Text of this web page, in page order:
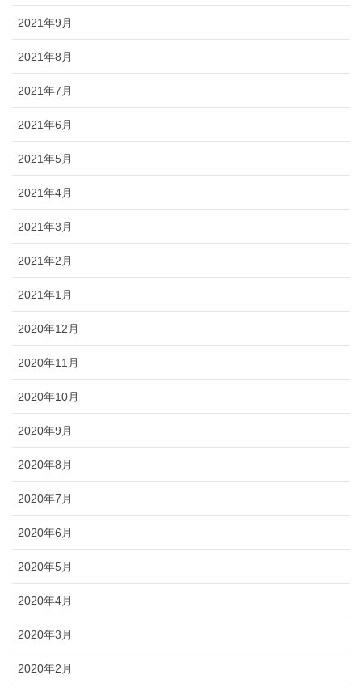
2021年9月
2021年8月
2021年7月
2021年6月
2021年5月
2021年4月
2021年3月
2021年2月
2021年1月
2020年12月
2020年11月
2020年10月
2020年9月
2020年8月
2020年7月
2020年6月
2020年5月
2020年4月
2020年3月
2020年2月